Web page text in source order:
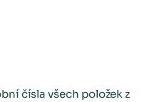
čísla všech položek z